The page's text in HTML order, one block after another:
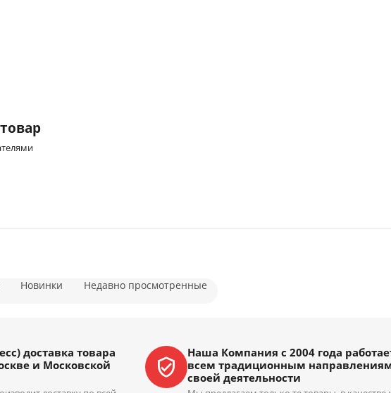
Новинки Недавно просмотренные
доставка товара
и Московской
Наша Компания с 2004 года
всем традиционным
своей деятельности